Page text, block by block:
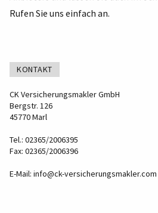
Rufen Sie uns einfach an.
KONTAKT
CK Versicherungsmakler GmbH
Bergstr. 126
45770 Marl
Tel.: 02365/2006395
Fax: 02365/2006396
E-Mail: info@ck-versicherungsmakler.com